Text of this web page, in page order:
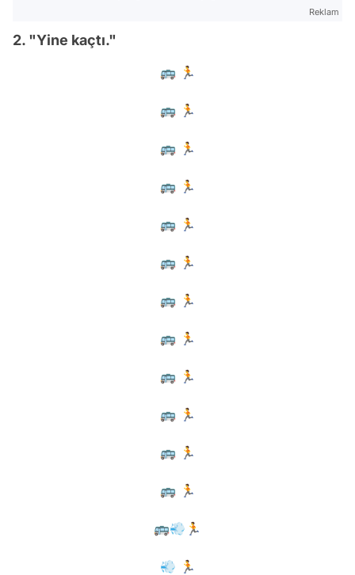
Reklam
2. "Yine kaçtı."
🚌 🏃
🚌 🏃
🚌 🏃
🚌 🏃
🚌 🏃
🚌 🏃
🚌 🏃
🚌 🏃
🚌 🏃
🚌 🏃
🚌 🏃
🚌 🏃
🚌💨🏃
💨 🏃